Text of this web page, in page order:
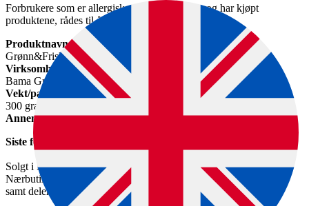
Forbrukere som er allergiske mot pistasjnøtter og har kjøpt
produktene, rådes til å kaste disse.
Produktnavn
Grønn&Frisk Wok Mix
Virksomhet som kaller tilbake varen
Bama Gruppen AS
Vekt/pakningsstørrelse
300 gram
Annen informasjon
Siste forbruksdag: 19.11.2024
Solgt i Norgesgruppens sine kjeder (Kiwi, Meny, Spar, Joker og
Nærbutikken) i Oslo-området, Buskerud, Østfold, Nordre Follo
samt deler av Akerhus, Vestfold og Telemark.